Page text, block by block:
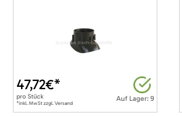
Auf Lager: 9
47,72€*
pro Stück
*inkl. MwSt zzgl. Versand